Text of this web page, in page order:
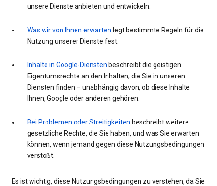
unsere Dienste anbieten und entwickeln.
Was wir von Ihnen erwarten legt bestimmte Regeln für die
Nutzung unserer Dienste fest.
Inhalte in Google-Diensten beschreibt die geistigen
Eigentumsrechte an den Inhalten, die Sie in unseren
Diensten finden – unabhängig davon, ob diese Inhalte
Ihnen, Google oder anderen gehören.
Bei Problemen oder Streitigkeiten beschreibt weitere
gesetzliche Rechte, die Sie haben, und was Sie erwarten
können, wenn jemand gegen diese Nutzungsbedingungen
verstößt.
Es ist wichtig, diese Nutzungsbedingungen zu verstehen, da Sie